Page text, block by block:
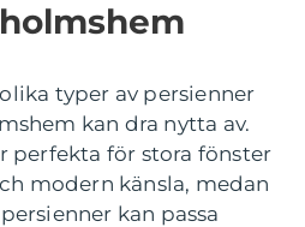
typer av persienner
kan dra nytta av.
perfekta för stora fönster
modern känsla, medan
kan passa